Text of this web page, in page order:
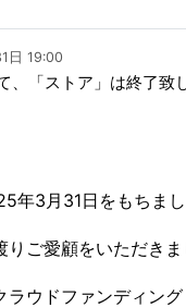
日 19:00
、「ストア」は終了致
年3月31日をもちまし
ご愛顧をいただき
ラウドファンディン